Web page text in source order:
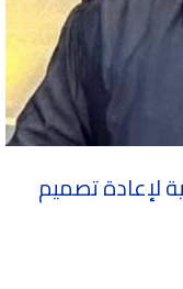
لإعادة تصميم